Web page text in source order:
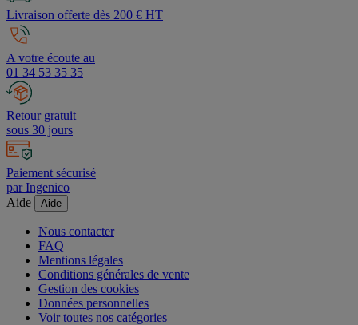
Livraison offerte dès 200 € HT
A votre écoute au
01 34 53 35 35
Retour gratuit
sous 30 jours
Paiement sécurisé
par Ingenico
Aide
Aide
Nous contacter
FAQ
Mentions légales
Conditions générales de vente
Gestion des cookies
Données personnelles
Voir toutes nos catégories